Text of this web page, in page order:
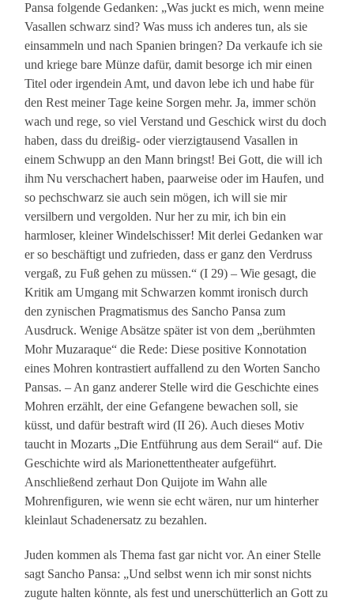
Pansa folgende Gedanken: „Was juckt es mich, wenn meine
Vasallen schwarz sind? Was muss ich anderes tun, als sie
einsammeln und nach Spanien bringen? Da verkaufe ich sie
und kriege bare Münze dafür, damit besorge ich mir einen
Titel oder irgendein Amt, und davon lebe ich und habe für
den Rest meiner Tage keine Sorgen mehr. Ja, immer schön
wach und rege, so viel Verstand und Geschick wirst du doch
haben, dass du dreißig- oder vierzigtausend Vasallen in
einem Schwupp an den Mann bringst! Bei Gott, die will ich
ihm Nu verschachert haben, paarweise oder im Haufen, und
so pechschwarz sie auch sein mögen, ich will sie mir
versilbern und vergolden. Nur her zu mir, ich bin ein
harmloser, kleiner Windelschisser! Mit derlei Gedanken war
er so beschäftigt und zufrieden, dass er ganz den Verdruss
vergaß, zu Fuß gehen zu müssen.“ (I 29) – Wie gesagt, die
Kritik am Umgang mit Schwarzen kommt ironisch durch
den zynischen Pragmatismus des Sancho Pansa zum
Ausdruck. Wenige Absätze später ist von dem „berühmten
Mohr Muzaraque“ die Rede: Diese positive Konnotation
eines Mohren kontrastiert auffallend zu den Worten Sancho
Pansas. – An ganz anderer Stelle wird die Geschichte eines
Mohren erzählt, der eine Gefangene bewachen soll, sie
küsst, und dafür bestraft wird (II 26). Auch dieses Motiv
taucht in Mozarts „Die Entführung aus dem Serail“ auf. Die
Geschichte wird als Marionettentheater aufgeführt.
Anschließend zerhaut Don Quijote im Wahn alle
Mohrenfiguren, wie wenn sie echt wären, nur um hinterher
kleinlaut Schadenersatz zu bezahlen.
Juden kommen als Thema fast gar nicht vor. An einer Stelle
sagt Sancho Pansa: „Und selbst wenn ich mir sonst nichts
zugute halten könnte, als fest und unerschütterlich an Gott zu